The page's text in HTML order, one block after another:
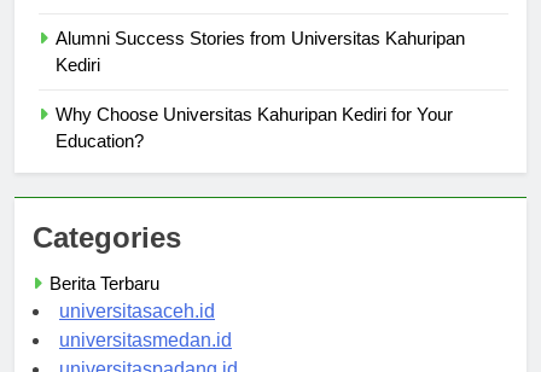
Alumni Success Stories from Universitas Kahuripan
Kediri
Why Choose Universitas Kahuripan Kediri for Your
Education?
Categories
Berita Terbaru
universitasaceh.id
universitasmedan.id